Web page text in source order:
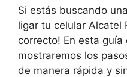
Si estás buscando
ligar tu celular Alcatel
correcto! En esta guía
mostraremos los
de manera rápida y